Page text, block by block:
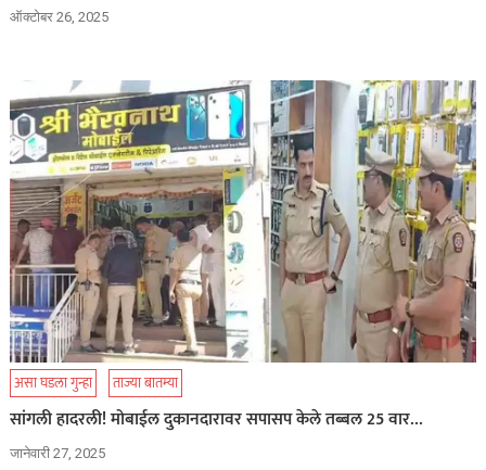
ऑक्टोबर 26, 2025
असा घडला गुन्हा ताज्या बातम्या
सांगली हादरली! मोबाईल दुकानदारावर सपासप केले तब्बल 25 वार…
जानेवारी 27, 2025